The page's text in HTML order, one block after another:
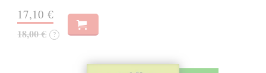
17,10 €
18,00 € ?